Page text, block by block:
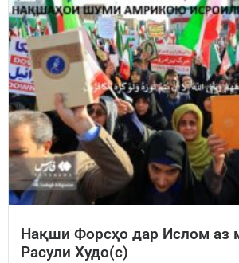
Нақши Форсҳо дар Ислом аз
Расули Худо(с)